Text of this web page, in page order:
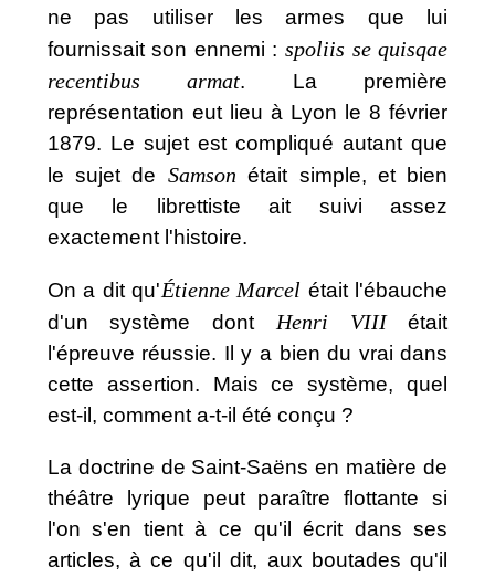
ne pas utiliser les armes que lui
fournissait son ennemi :spoliis se quisqae
recentibus armat. La première
représentation eut lieu à Lyon le 8 février
1879. Le sujet est compliqué autant que
le sujet de Samson était simple, et bien
que le librettiste ait suivi assez
exactement l'histoire.
On a dit qu'Étienne Marcel était l'ébauche
d'un système dont Henri VIIIétait
l'épreuve réussie. Il y a bien du vrai dans
cette assertion. Mais ce système, quel
est-il, comment a-t-il été conçu ?
La doctrine de Saint-Saëns en matière de
théâtre lyrique peut paraître flottante si
l'on s'en tient à ce qu'il écrit dans ses
articles, à ce qu'il dit, aux boutades qu'il